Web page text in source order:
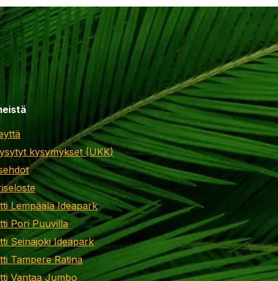
kysymykset (UKK)
Lempäälä Ideapark
Pori Puuvilla
Seinäjoki Ideapark
Tampere Ratina
Vantaa Jumbo